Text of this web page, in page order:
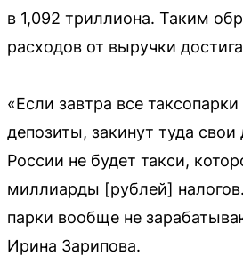
в 1,092 триллиона. Таким
расходов от выручки
«Если завтра все
депозиты, закинут туда свои
России не будет такси,
миллиарды [рублей]
парки вообще не
Ирина Зарипова.